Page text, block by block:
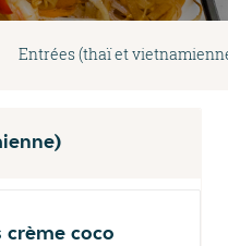
Entrées (thaï et
coco